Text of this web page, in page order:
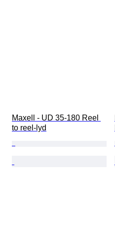
Maxell - UD 35-180 Reel
to reel-lyd